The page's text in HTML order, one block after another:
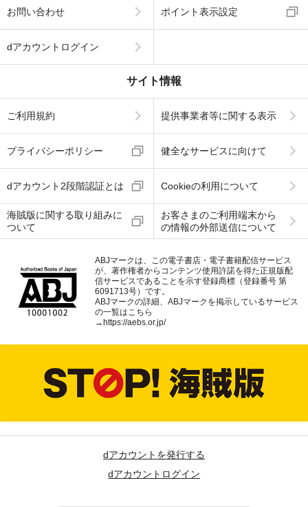
お問い合わせ ポイント表示設定
dアカウントログイン
サイト情報
ご利用規約 提供事業者等に関する表示
プライバシーポリシー 健全なサービスに向けて
dアカウント2段階認証とは Cookieの利用について
海賊版に関する取り組みに
ついて
お客さまのご利用端末から
の情報の外部送信について
ABJマークは、この電子書店・電子書籍配信サービス
が、著作権者からコンテンツ使用許諾を得た正規版配
信サービスであることを示す登録商標（登録番号 第
6091713号）です。
ABJマークの詳細、ABJマークを掲示しているサービス
の一覧はこちら
→https://aebs.or.jp/
dアカウントを発行する
dアカウントログイン